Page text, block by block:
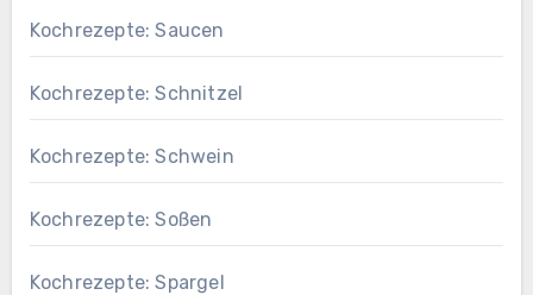
Kochrezepte: Saucen
Kochrezepte: Schnitzel
Kochrezepte: Schwein
Kochrezepte: Soßen
Kochrezepte: Spargel